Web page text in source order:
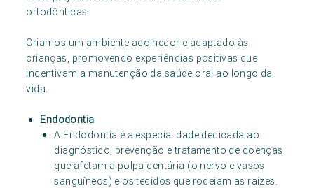
ortodônticas.
Criamos um ambiente acolhedor e adaptado às
crianças, promovendo experiências positivas que
incentivam a manutenção da saúde oral ao longo da
vida.
Endodontia
A Endodontia é a especialidade dedicada ao
diagnóstico, prevenção e tratamento de doenças
que afetam a polpa dentária (o nervo e vasos
sanguíneos) e os tecidos que rodeiam as raízes.